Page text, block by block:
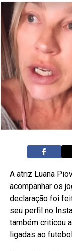
A atriz Luana
acompanhar os
declaração foi
seu perfil no
também criticou
ligadas ao